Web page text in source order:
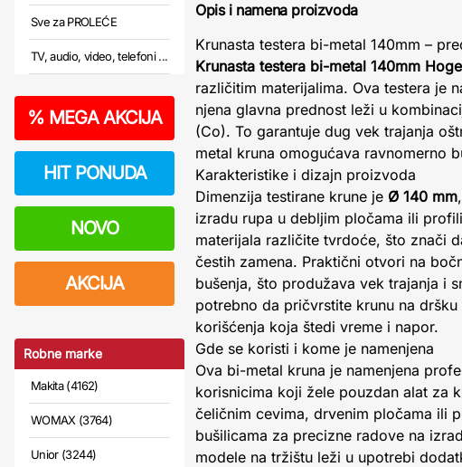
Sve za PROLEĆE
TV, audio, video, telefoni ...
% MEGA AKCIJA
HIT PONUDA
NOVO
AKCIJA
Robne marke
Makita (4162)
WOMAX (3764)
Unior (3244)
Opis i namena proizvoda
Krunasta testera bi-metal 140mm –
Krunasta testera bi-metal 140mm
različitim materijalima. Ova testera je
njena glavna prednost leži u
(Co). To garantuje dug vek trajanja
metal kruna omogućava ravnomerno
Karakteristike i dizajn proizvoda
Dimenzija testirane krune je Ø 140 mm
izradu rupa u debljim pločama ili
materijala različite tvrdoće, što znači
čestih zamena. Praktični otvori na
bušenja, što produžava vek trajanja i
potrebno da pričvrstite krunu na
korišćenja koja štedi vreme i napor.
Gde se koristi i kome je namenjena
Ova bi-metal kruna je namenjena
korisnicima koji žele pouzdan alat za
čeličnim cevima, drvenim pločama ili
bušilicama za precizne radove na
modele na tržištu leži u upotrebi